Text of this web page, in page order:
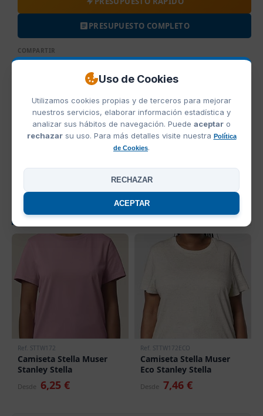
Uso de Cookies
Utilizamos cookies propias y de terceros para mejorar
nuestros servicios, elaborar información estadística y
analizar sus hábitos de navegación. Puede aceptar o
rechazarsu uso. Para más detalles visite nuestra Política
de Cookies.
RECHAZAR
ACEPTAR
PRESUPUESTO COMPLETO
COMPARTIR
COLORES CAMISETA STELLA MUSER HEATHER STANLEY
PRODUCTOS RELACIONADOS
Ref. STTW172
Camiseta Stella Muser
Stanley Stella
Desde 6,25 €
Ref. STTW172ECO
Camiseta Stella Muser
Eco Stanley Stella
Desde 7,46 €